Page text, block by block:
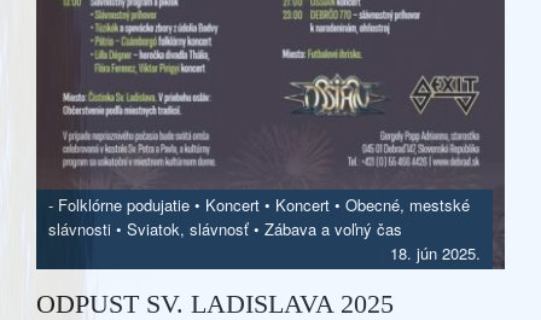
- Folklórne podujatie • Koncert • Koncert • Obecné, mestské
slávnosti • Sviatok, slávnosť • Zábava a voľný čas
18. jún 2025.
ODPUST SV. LADISLAVA 2025